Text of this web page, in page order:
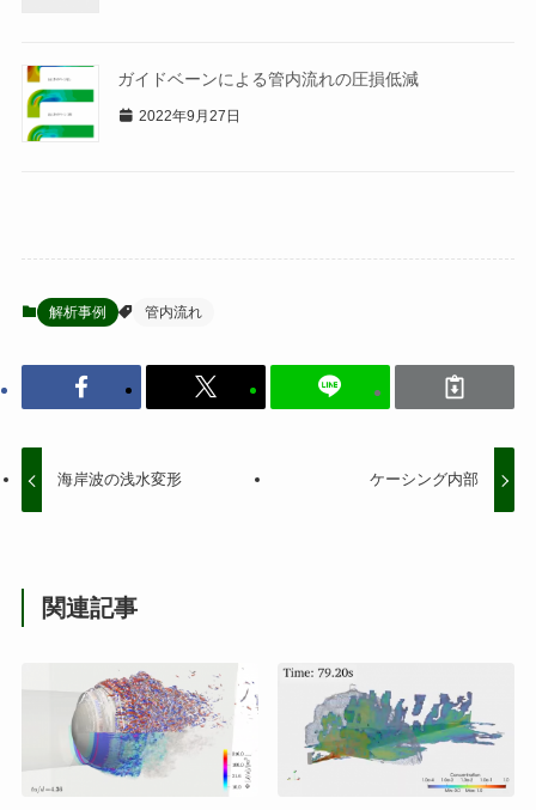
ガイドベーンによる管内流れの圧損低減
2022年9月27日
解析事例 管内流れ
海岸波の浅水変形 ケーシング内部
関連記事